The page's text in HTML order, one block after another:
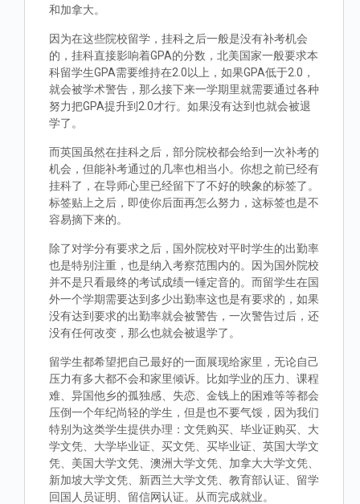
和加拿大。
因为在这些院校留学，挂科之后一般是没有补考机会
的，挂科直接影响着GPA的分数，北美国家一般要求本
科留学生GPA需要维持在2.0以上，如果GPA低于2.0，
就会被学术警告，那么接下来一学期里就需要通过各种
努力把GPA提升到2.0才行。如果没有达到也就会被退
学了。
而英国虽然在挂科之后，部分院校都会给到一次补考的
机会，但能补考通过的几率也相当小。你想之前已经有
挂科了，在导师心里已经留下了不好的映象的标签了。
标签贴上之后，即使你后面再怎么努力，这标签也是不
容易摘下来的。
除了对学分有要求之后，国外院校对平时学生的出勤率
也是特别注重，也是纳入考察范围内的。因为国外院校
并不是只看最终的考试成绩一锤定音的。而留学生在国
外一个学期需要达到多少出勤率这也是有要求的，如果
没有达到要求的出勤率就会被警告，一次警告过后，还
没有任何改变，那么也就会被退学了。
留学生都希望把自己最好的一面展现给家里，无论自己
压力有多大都不会和家里倾诉。比如学业的压力、课程
难、异国他乡的孤独感、失恋、金钱上的困难等等都会
压倒一个年纪尚轻的学生，但是也不要气馁，因为我们
特别为这类学生提供办理：文凭购买、毕业证购买、大
学文凭、大学毕业证、买文凭、买毕业证、英国大学文
凭、美国大学文凭、澳洲大学文凭、加拿大大学文凭、
新加坡大学文凭、新西兰大学文凭、教育部认证、留学
回国人员证明、留信网认证。从而完成就业。